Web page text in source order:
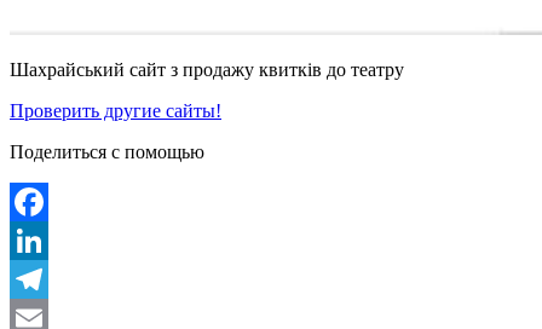
Шахрайський сайт з продажу квитків до театру
Проверить другие сайты!
Поделиться с помощью
Facebook
LinkedIn
Telegram